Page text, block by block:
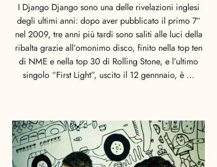
I Django Django sono una delle rivelazioni inglesi
degli ultimi anni: dopo aver pubblicato il primo 7″
nel 2009, tre anni più tardi sono saliti alle luci della
ribalta grazie all’omonimo disco, finito nella top ten
di NME e nella top 30 di Rolling Stone, e l’ultimo
singolo “First Light”, uscito il 12 gennnaio, è …